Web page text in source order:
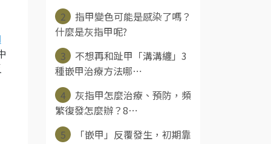
2
指甲變色可能是感染了嗎？
什麼是灰指甲呢?
3
不想再和趾甲「溝溝纏」3
種嵌甲治療方法哪⋯
4
灰指甲怎麼治療、預防，頻
繁復發怎麼辦？8⋯
5
「嵌甲」反覆發生，初期靠